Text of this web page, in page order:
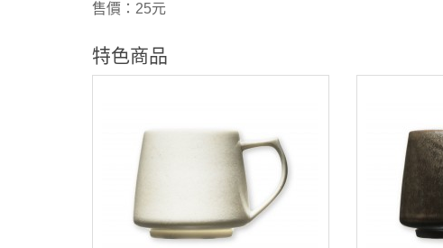
售價：25元
特色商品